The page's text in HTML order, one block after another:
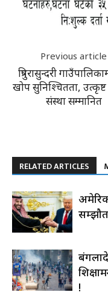
Previous article
त्रिपुरासुन्दरी
खोप सुनिश्चितता, उत्कृष्ट
संस्था सम्मानित
RELATED ARTICLES
!